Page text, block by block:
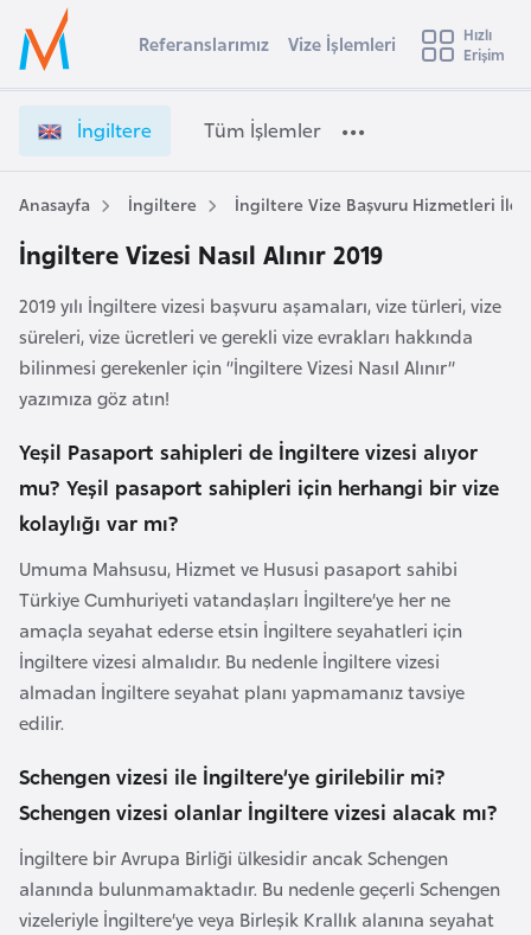
Ülke Seçimi
Başvuru yapmak istediğiniz ülkeyi seçin
Üye
Girişi
e
t
Referanslarımız Vize İşlemleri
Hızlı
Erişim
İngiltere Tüm İşlemler
Anasayfa İngiltere İngiltere Vize Başvuru Hizmetleri İle
İngiltere Vizesi Nasıl Alınır 2019
2019 yılı İngiltere vizesi başvuru aşamaları, vize türleri, vize
süreleri, vize ücretleri ve gerekli vize evrakları hakkında
bilinmesi gerekenler için ‘’İngiltere Vizesi Nasıl Alınır’’
yazımıza göz atın!
Yeşil Pasaport sahipleri de İngiltere vizesi alıyor
mu? Yeşil pasaport sahipleri için herhangi bir vize
kolaylığı var mı?
Umuma Mahsusu, Hizmet ve Hususi pasaport sahibi
Türkiye Cumhuriyeti vatandaşları İngiltere’ye her ne
amaçla seyahat ederse etsin İngiltere seyahatleri için
İngiltere vizesi almalıdır. Bu nedenle İngiltere vizesi
almadan İngiltere seyahat planı yapmamanız tavsiye
edilir.
Schengen vizesi ile İngiltere’ye girilebilir mi?
Schengen vizesi olanlar İngiltere vizesi alacak mı?
İngiltere bir Avrupa Birliği ülkesidir ancak Schengen
alanında bulunmamaktadır. Bu nedenle geçerli Schengen
vizeleriyle İngiltere’ye veya Birleşik Krallık alanına seyahat
s
t
r
a
A
u
u
r
y
a
A
z
e
r
b
a
c
a
n